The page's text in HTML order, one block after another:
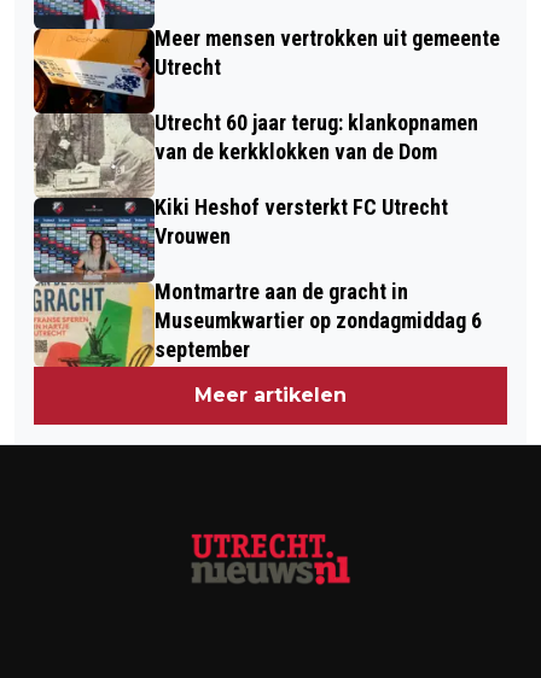
Meer mensen vertrokken uit gemeente
Utrecht
Utrecht 60 jaar terug: klankopnamen
van de kerkklokken van de Dom
Kiki Heshof versterkt FC Utrecht
Vrouwen
Montmartre aan de gracht in
Museumkwartier op zondagmiddag 6
september
Meer artikelen